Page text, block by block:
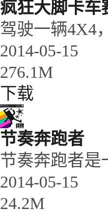
疯狂大脚卡车
驾驶一辆4X4
2014-05-15
276.1M
下载
节奏奔跑者
节奏奔跑者是
2014-05-15
24.2M